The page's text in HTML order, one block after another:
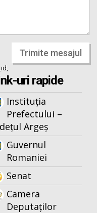
Trimite mesajul
uri rapide
Instituția
Prefectului –
Argeș
Guvernul
Romaniei
Senat
Camera
Deputaților